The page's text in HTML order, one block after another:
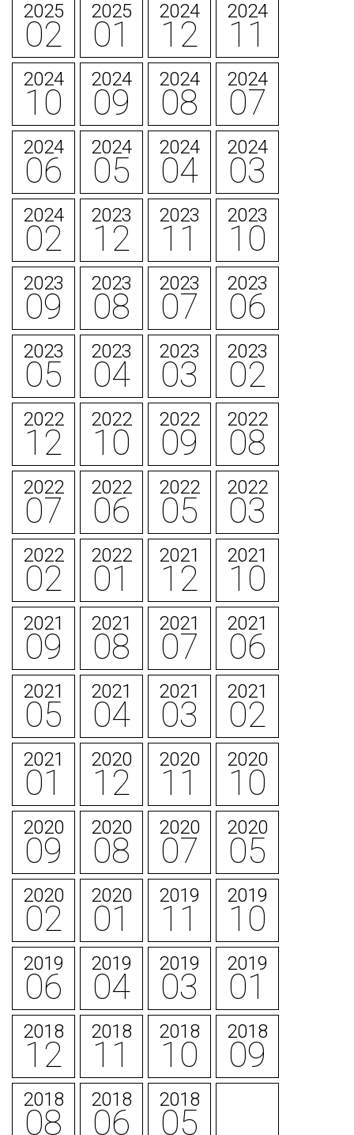
2025
02
2025
01
2024
12
2024
11
2024
10
2024
09
2024
08
2024
07
2024
06
2024
05
2024
04
2024
03
2024
02
2023
12
2023
11
2023
10
2023
09
2023
08
2023
07
2023
06
2023
05
2023
04
2023
03
2023
02
2022
12
2022
10
2022
09
2022
08
2022
07
2022
06
2022
05
2022
03
2022
02
2022
01
2021
12
2021
10
2021
09
2021
08
2021
07
2021
06
2021
05
2021
04
2021
03
2021
02
2021
01
2020
12
2020
11
2020
10
2020
09
2020
08
2020
07
2020
05
2020
02
2020
01
2019
11
2019
10
2019
06
2019
04
2019
03
2019
01
2018
12
2018
11
2018
10
2018
09
2018
08
2018
06
2018
05